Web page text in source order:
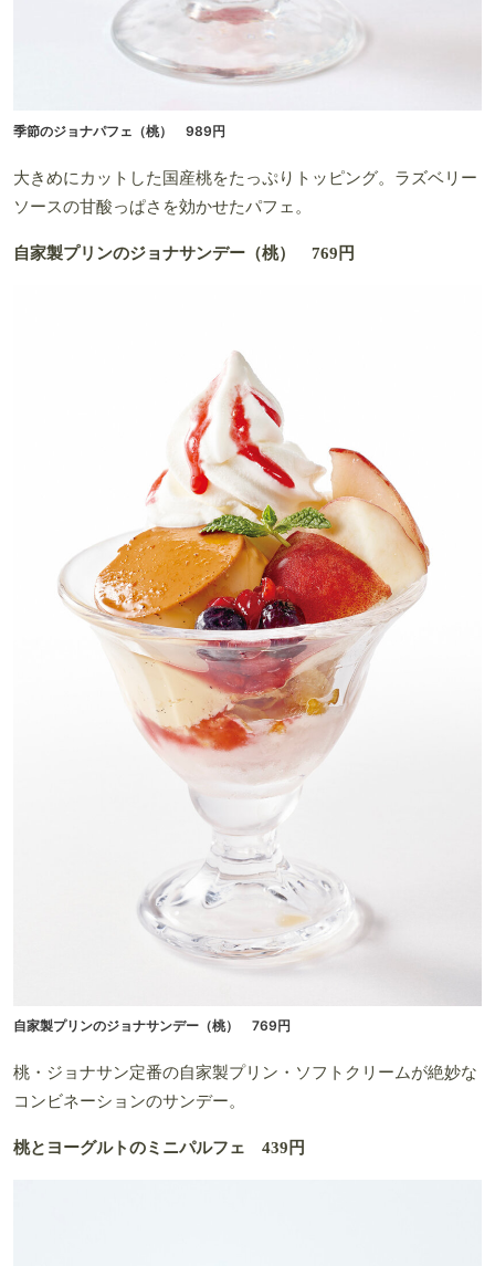
季節のジョナパフェ（桃） 989円
大きめにカットした国産桃をたっぷりトッピング。ラズベリー
ソースの甘酸っぱさを効かせたパフェ。
自家製プリンのジョナサンデー（桃） 769円
自家製プリンのジョナサンデー（桃） 769円
桃・ジョナサン定番の自家製プリン・ソフトクリームが絶妙な
コンビネーションのサンデー。
桃とヨーグルトのミニパルフェ 439円